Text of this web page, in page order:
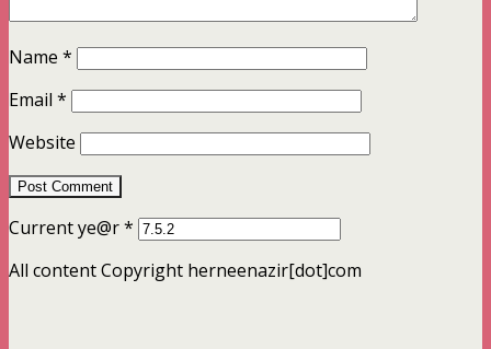
Name *
Email *
Website
Current ye@r*
All content Copyright herneenazir[dot]com